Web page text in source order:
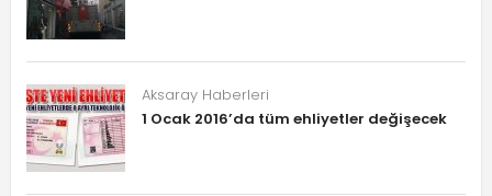
Aksaray Haberleri
1 Ocak 2016’da tüm ehliyetler değişecek